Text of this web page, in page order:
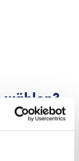
wählen?